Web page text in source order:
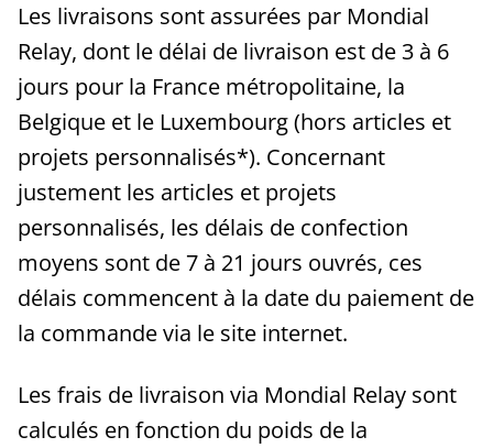
Les livraisons sont assurées par Mondial
Relay, dont le délai de livraison est de 3 à 6
jours pour la France métropolitaine, la
Belgique et le Luxembourg (hors articles et
projets personnalisés*). Concernant
justement les articles et projets
personnalisés, les délais de confection
moyens sont de 7 à 21 jours ouvrés, ces
délais commencent à la date du paiement de
la commande via le site internet.
Les frais de livraison via Mondial Relay sont
calculés en fonction du poids de la